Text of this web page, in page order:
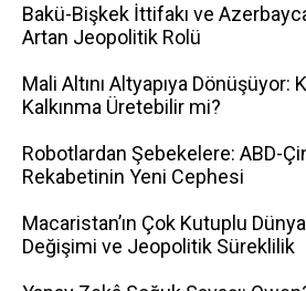
Bakü-Bişkek İttifakı ve
Artan Jeopolitik Rolü
Mali Altını Altyapıya Dönüşüyor:
Kalkınma Üretebilir mi?
Robotlardan Şebekelere: ABD-
Rekabetinin Yeni Cephesi
Macaristan’ın Çok Kutuplu
Değişimi ve Jeopolitik Süreklilik